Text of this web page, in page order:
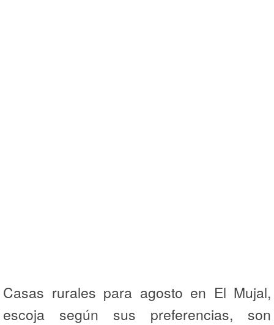
Casas rurales para agosto en El Mujal,
escoja según sus preferencias, son